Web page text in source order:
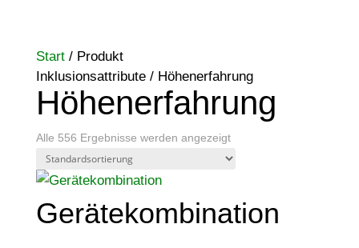
Start/ Produkt
Inklusionsattribute / Höhenerfahrung
Höhenerfahrung
Alle 556 Ergebnisse werden angezeigt
Gerätekombination